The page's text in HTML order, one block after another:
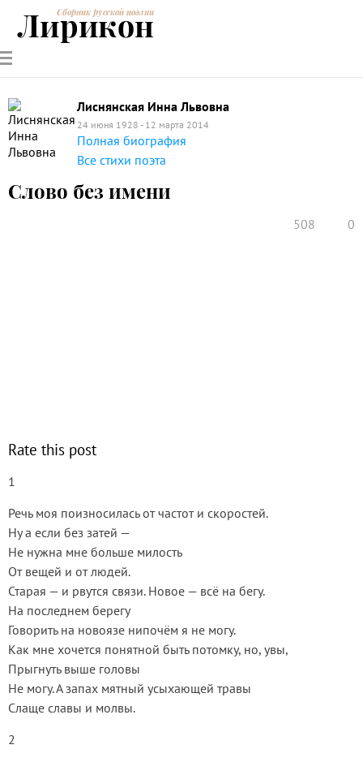
РУССКИЕ
ПОЭТЫ
СОВРЕМЕННИКИЭНЦИКЛОПЕДИЯ
ПОЭЗИИ
Сборник русской поэзии
Лирикон
Лиснянская Инна Львовна
24 июня 1928 - 12 марта 2014
Полная биография
Все стихи поэта
Слово без имени
508 0
Rate this post
1
Речь моя поизносилась от частот и скоростей.
Ну а если без затей —
Не нужна мне больше милость
От вещей и от людей.
Старая — и рвутся связи. Новое — всё на бегу.
На последнем берегу
Говорить на новоязе нипочём я не могу.
Как мне хочется понятной быть потомку, но, увы,
Прыгнуть выше головы
Не могу. А запах мятный усыхающей травы
Слаще славы и молвы.
2